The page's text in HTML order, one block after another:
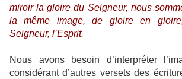
miroir la gloire du Seigneur, nous
la même image, de gloire en
Seigneur, l’Esprit.
Nous avons besoin d’interpréter
considérant d’autres versets des